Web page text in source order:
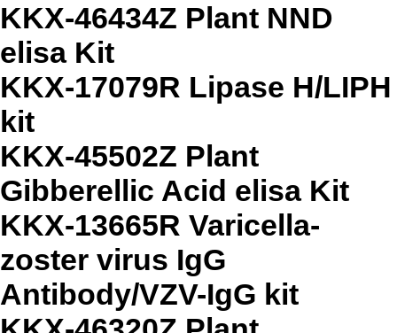
KKX-46434Z Plant NND
elisa Kit
KKX-17079R Lipase H/LIPH
kit
KKX-45502Z Plant
Gibberellic Acid elisa Kit
KKX-13665R Varicella-
zoster virus IgG
Antibody/VZV-IgG kit